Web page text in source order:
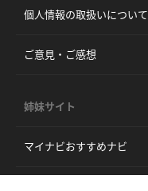
個人情報の取扱いについて
ご意見・ご感想
姉妹サイト
マイナビおすすめナビ